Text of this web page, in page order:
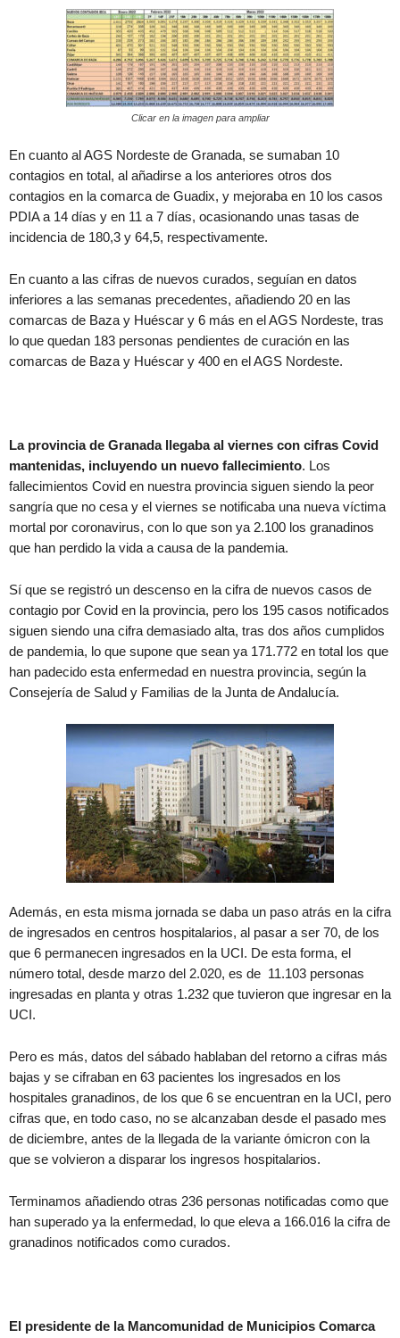
Clicar en la imagen para ampliar
En cuanto al AGS Nordeste de Granada, se sumaban 10
contagios en total, al añadirse a los anteriores otros dos
contagios en la comarca de Guadix, y mejoraba en 10 los casos
PDIA a 14 días y en 11 a 7 días, ocasionando unas tasas de
incidencia de 180,3 y 64,5, respectivamente.
En cuanto a las cifras de nuevos curados, seguían en datos
inferiores a las semanas precedentes, añadiendo 20 en las
comarcas de Baza y Huéscar y 6 más en el AGS Nordeste, tras
lo que quedan 183 personas pendientes de curación en las
comarcas de Baza y Huéscar y 400 en el AGS Nordeste.
La provincia de Granada llegaba al viernes con cifras Covid
mantenidas, incluyendo un nuevo fallecimiento. Los
fallecimientos Covid en nuestra provincia siguen siendo la peor
sangría que no cesa y el viernes se notificaba una nueva víctima
mortal por coronavirus, con lo que son ya 2.100 los granadinos
que han perdido la vida a causa de la pandemia.
Sí que se registró un descenso en la cifra de nuevos casos de
contagio por Covid en la provincia, pero los 195 casos notificados
siguen siendo una cifra demasiado alta, tras dos años cumplidos
de pandemia, lo que supone que sean ya 171.772 en total los que
han padecido esta enfermedad en nuestra provincia, según la
Consejería de Salud y Familias de la Junta de Andalucía.
Además, en esta misma jornada se daba un paso atrás en la cifra
de ingresados en centros hospitalarios, al pasar a ser 70, de los
que 6 permanecen ingresados en la UCI. De esta forma, el
número total, desde marzo del 2.020, es de 11.103 personas
ingresadas en planta y otras 1.232 que tuvieron que ingresar en la
UCI.
Pero es más, datos del sábado hablaban del retorno a cifras más
bajas y se cifraban en 63 pacientes los ingresados en los
hospitales granadinos, de los que 6 se encuentran en la UCI, pero
cifras que, en todo caso, no se alcanzaban desde el pasado mes
de diciembre, antes de la llegada de la variante ómicron con la
que se volvieron a disparar los ingresos hospitalarios.
Terminamos añadiendo otras 236 personas notificadas como que
han superado ya la enfermedad, lo que eleva a 166.016 la cifra de
granadinos notificados como curados.
El presidente de la Mancomunidad de Municipios Comarca